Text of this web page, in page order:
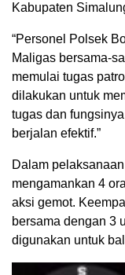
Kabupaten
“Personel Polsek
Maligas bersama-
memulai tugas
dilakukan untuk
tugas dan
berjalan efektif.”
Dalam
mengamankan 4
aksi gemot.
bersama dengan 3
digunakan untuk